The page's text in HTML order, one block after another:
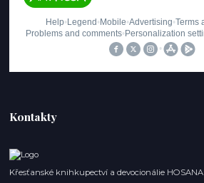
Kontakty
Křesťanské knihkupectví a devocionálie HOSANA